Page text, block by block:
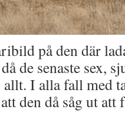
på den där
de senaste sex,
I alla fall med
den då såg ut